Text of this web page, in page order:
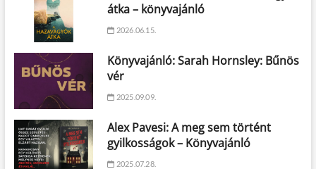
átka – könyvajánló
2026.06.15.
Könyvajánló: Sarah Hornsley: Bűnös
vér
2025.09.09.
Alex Pavesi: A meg sem történt
gyilkosságok – Könyvajánló
2025.07.28.